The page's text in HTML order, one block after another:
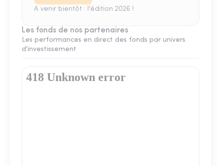
A venir bientôt : l'édition 2026 !
Les fonds de nos partenaires
Les performances en direct des fonds par univers
d'investissement